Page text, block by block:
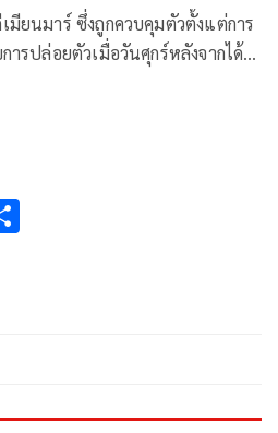
ยนมาร์ ซึ่งถูกควบคุมตัวตั้งแต่การ
ารปล่อยตัวเมื่อวันศุกร์หลังจากได้